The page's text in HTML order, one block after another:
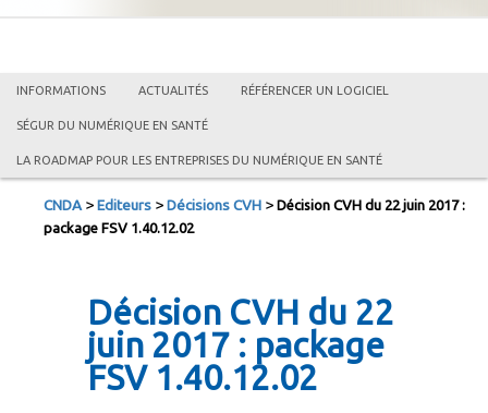
INFORMATIONS ACTUALITÉS RÉFÉRENCER UN LOGICIEL
SÉGUR DU NUMÉRIQUE EN SANTÉ
LA ROADMAP POUR LES ENTREPRISES DU NUMÉRIQUE EN SANTÉ
CNDA > Editeurs > Décisions CVH > Décision CVH du 22 juin 2017 :
package FSV 1.40.12.02
Décision CVH du 22
juin 2017 : package
FSV 1.40.12.02